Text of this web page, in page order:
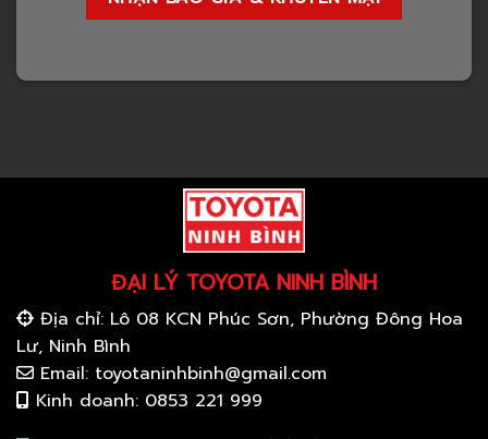
ĐẠI LÝ TOYOTA NINH BÌNH
Địa chỉ: Lô 08 KCN Phúc Sơn, Phường Đông Hoa
Lư, Ninh Bình
Email: toyotaninhbinh@gmail.com
Kinh doanh: 0853 221 999